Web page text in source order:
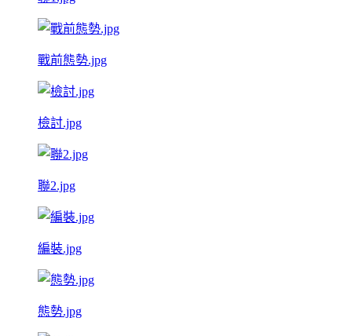
戰前態勢.jpg
檢討.jpg
聯2.jpg
編裝.jpg
態勢.jpg